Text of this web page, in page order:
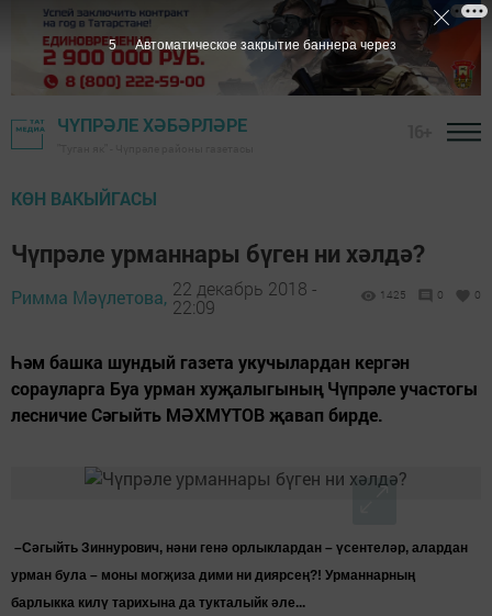
ЧҮПРӘЛЕ ХӘБӘРЛӘРЕ
КӨН ВАКЫЙГАСЫ
Чүпрәле урманнары бүген ни хәлдә?
Римма Мәүлетова, 22 декабрь 2018 -
22:09
1425 0 0
Һәм башка шундый газета укучылардан кергән
сорауларга Буа урман хуҗалыгының Чүпрәле участогы
лесничие Сәгыйть МӘХМҮТОВ җавап бирде.
–Сәгыйть Зиннурович, нәни генә орлыклардан – үсентеләр, алардан
урман була – моны могҗиза дими ни диярсең?! Урманнарның
барлыкка килү тарихына да тукталыйк әле...
4 Автоматическое закрытие баннера через